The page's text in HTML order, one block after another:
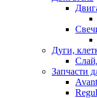
Дуги,
Запчасти